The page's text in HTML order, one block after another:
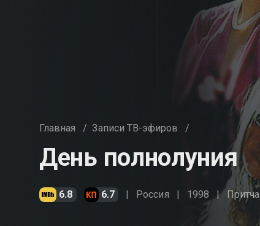
Главная / Записи ТВ-эфиров /
День полнолуния
6.8 6.7 Россия 1998 Притча